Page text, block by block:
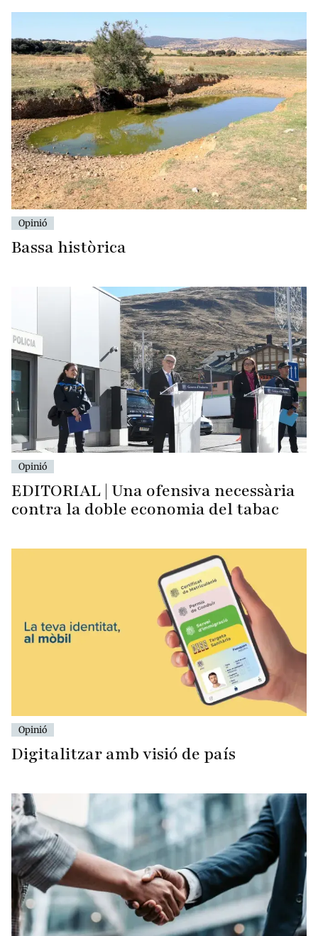
Opinió
Bassa històrica
Opinió
EDITORIAL | Una ofensiva necessària
contra la doble economia del tabac
Opinió
Digitalitzar amb visió de país